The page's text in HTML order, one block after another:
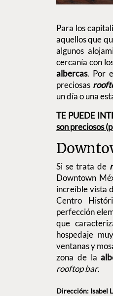
Para los
aquellos que
algunos
cercanía con
albercas. Por
preciosas
un día o una
TE PUEDE
son preciosos
Si se trata de
Downtown
increíble vista
Centro
perfección
que
hospedaje
ventanas y
zona de la
rooftop bar.
Dirección: Isabel